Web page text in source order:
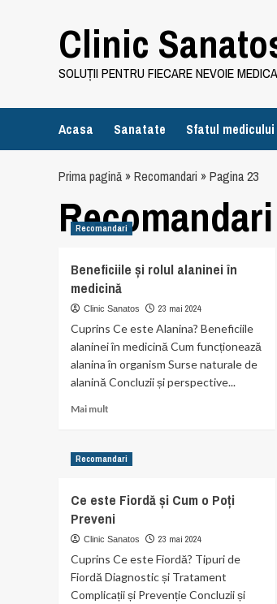
Clinic
SOLUȚII PENTRU FIECARE NEVOIE
Acasa Sanatate Sfatul medicului
Prima pagină»Recomandari »Pagina 23
Recomandari
Recomandari
Beneficiile și rolul alaninei în
medicină
Clinic Sanatos 23 mai 2024
Cuprins Ce este Alanina? Beneficiile
alaninei în medicină Cum funcționează
alanina în organism Surse naturale de
alanină Concluzii și perspective...
Mai mult
Beneficiile
și
alaninei
în
Recomandari
Ce este Fiordă și Cum o Poți
Preveni
Clinic Sanatos 23 mai 2024
Cuprins Ce este Fiordă? Tipuri de
Fiordă Diagnostic și Tratament
Complicații și Prevenție Concluzii și